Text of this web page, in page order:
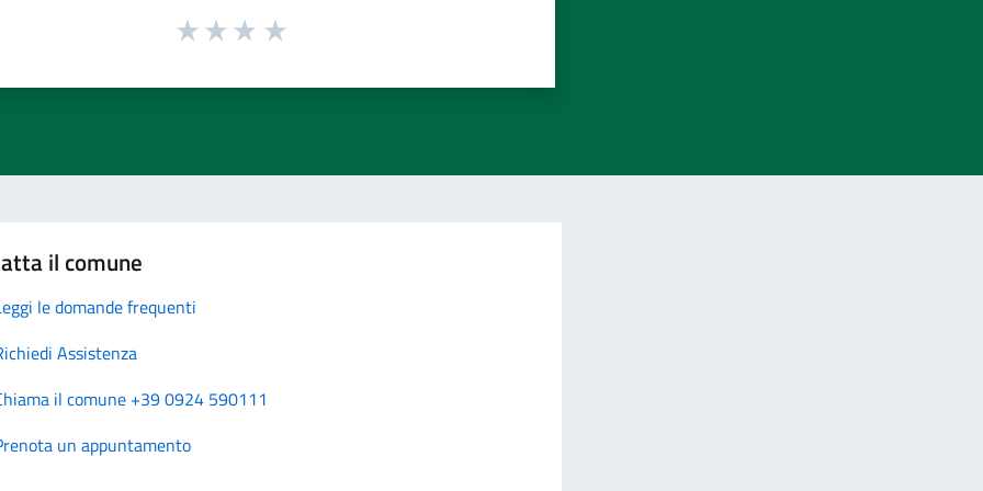
il comune
le domande frequenti
Assistenza
il comune +39 0924 590111
un appuntamento